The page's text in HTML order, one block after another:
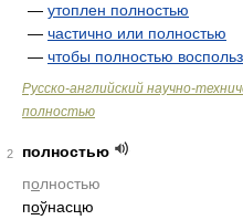
— утоплен полностью
— частично или полностью
— чтобы полностью
Русско-английский научно-
полностью
2
полностью
полностью
поўнасцю